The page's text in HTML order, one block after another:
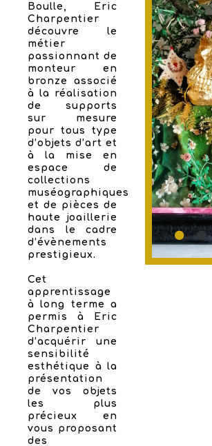
Boulle, Eric
Charpentier
découvre le
métier
passionnant de
monteur en
bronze associé
à la réalisation
de supports
sur mesure
pour tous type
d’objets d’art et
à la mise en
espace de
collections
muséographiques
et de pièces de
haute joaillerie
dans le cadre
d’évènements
prestigieux.
Cet
apprentissage
à long terme a
permis à Eric
Charpentier
d’acquérir une
sensibilité
esthétique à la
présentation
de vos objets
les plus
précieux en
vous proposant
des